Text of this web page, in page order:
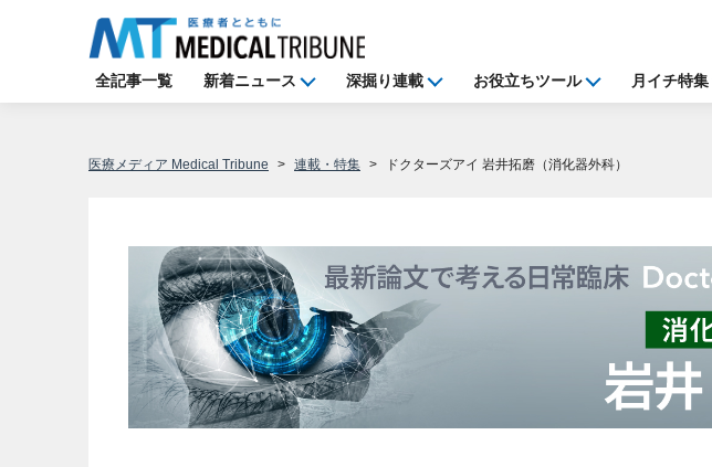
全記事一覧 新着ニュース 深掘り連載 お役立ちツール 月イチ特集
医療メディア Medical Tribune 連載・特集 ドクターズアイ 岩井拓磨（消化器外科）